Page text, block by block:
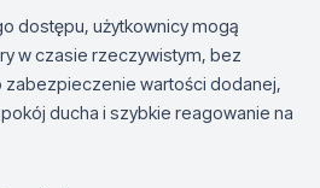
dostępu, użytkownicy mogą
w czasie rzeczywistym, bez
zabezpieczenie wartości dodanej,
ducha i szybkie reagowanie na